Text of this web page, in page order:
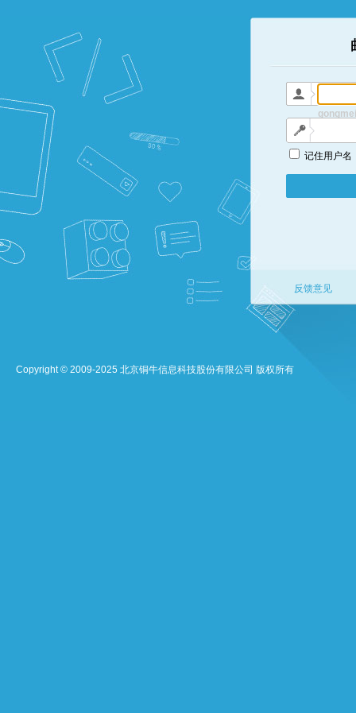
记住用户名
反馈意见
Copyright © 2009-2025 北京铜牛信息科技股份有限公司 版权所有